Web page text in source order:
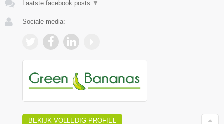
Laatste facebook posts ▼
Sociale media:
BEKIJK VOLLEDIG PROFIEL